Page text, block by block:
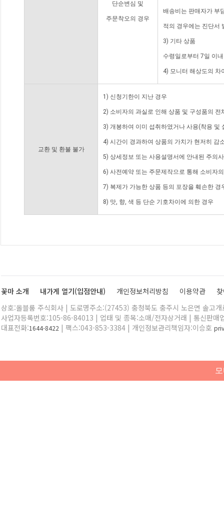
단순변심 및
주문착오의 경우
배송비는 판매자가 부
적의 경우에는 진단서
3) 기타 상품
수령일로부터 7일 이
4) 모니터 해상도의 차
교환 및 환불 불가
1) 신청기한이 지난 경우
2) 소비자의 과실로 인해 상품 및 구성품의
3) 개봉하여 이미 섭취하였거나 사용(착용 및
4) 시간이 경과하여 상품의 가치가 현저히 감
5) 상세정보 또는 사용설명서에 안내된 주의
6) 사전예약 또는 주문제작으로 통해 소비자
7) 복제가 가능한 상품 등의 포장을 훼손한 경
8) 맛, 향, 색 등 단순 기호차이에 의한 경우
꽃마 소개 내가게 열기(입점안내) 개인정보처리방침 이용약관
상호:올블룸 주식회사 | 도로명주소:(27453) 충청북도 충주시 노은면 솔고
사업자등록번호:105-86-84013 | 업태 및 종목:소매/전자상거래 | 통신판매
대표전화:1644-8422 | 팩스:043-853-3384 | 개인정보관리책임자:이승호